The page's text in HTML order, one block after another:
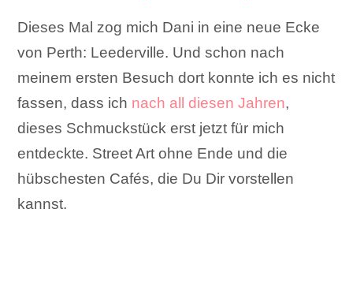
Dieses Mal zog mich Dani in eine neue Ecke
von Perth: Leederville. Und schon nach
meinem ersten Besuch dort konnte ich es nicht
fassen, dass ich nach all diesen Jahren,
dieses Schmuckstück erst jetzt für mich
entdeckte. Street Art ohne Ende und die
hübschesten Cafés, die Du Dir vorstellen
kannst.